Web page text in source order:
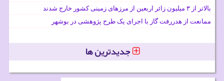
بالاتر از ۳ میلیون زائر اربعین از مرزهای زمینی کشور خارج شدند
ممانعت از هدررفت گاز با اجرای یک طرح پژوهشی در بوشهر
جدیدترین ها